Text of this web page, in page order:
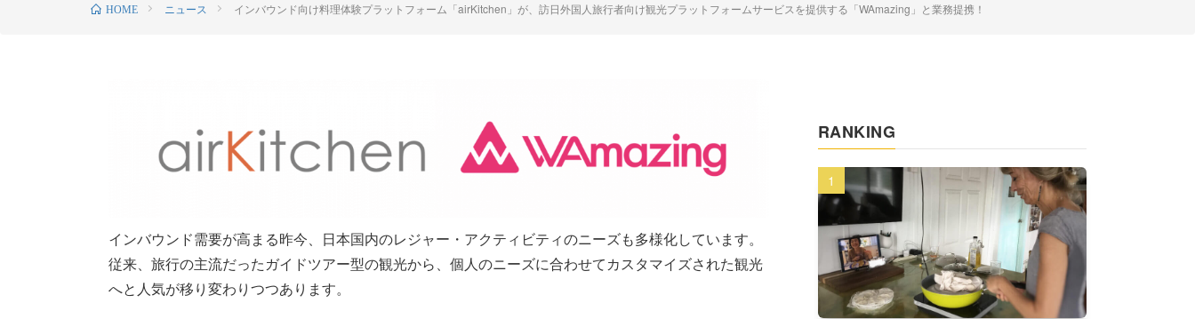
HOME ニュース インバウンド向け料理体験プラットフォーム「airKitchen」が、訪日外国人旅行者向け観光プラットフォームサービスを提供する「WAmazing」と業務提携！
インバウンド需要が高まる昨今、日本国内のレジャー・アクティビティのニーズも多様化しています。
従来、旅行の主流だったガイドツアー型の観光から、個人のニーズに合わせてカスタマイズされた観光
へと人気が移り変わりつつあります。
RANKING